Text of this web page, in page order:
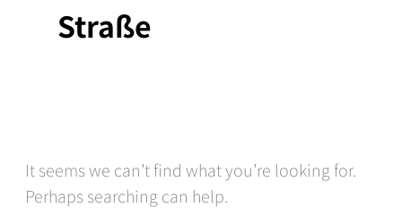
Straße
It seems we can’t find what you’re looking for.
Perhaps searching can help.